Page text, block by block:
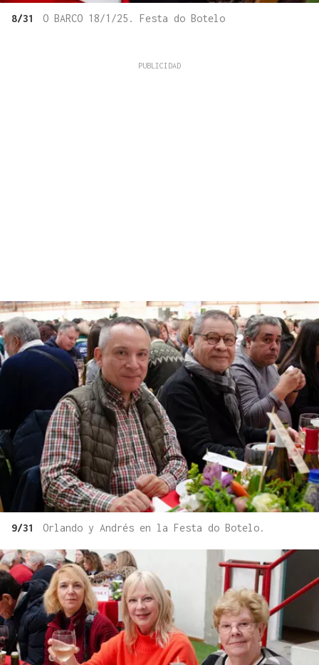
8/31 O BARCO 18/1/25. Festa do Botelo
9/31 Orlando y Andrés en la Festa do Botelo.